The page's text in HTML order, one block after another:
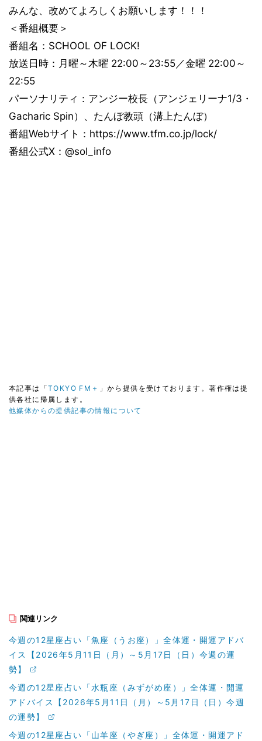
みんな、改めてよろしくお願いします！！！
＜番組概要＞
番組名：SCHOOL OF LOCK!
放送日時：月曜～木曜 22:00～23:55／金曜 22:00～
22:55
パーソナリティ：アンジー校長（アンジェリーナ1/3・
Gacharic Spin）、たんぼ教頭（溝上たんぼ）
番組Webサイト：https://www.tfm.co.jp/lock/
番組公式X：@sol_info
本記事は「TOKYO FM＋ 」から提供を受けております。著作権は提
供各社に帰属します。
他媒体からの提供記事の情報について
関連リンク
今週の12星座占い「魚座（うお座）」全体運・開運アドバ
イス【2026年5月11日（月）～5月17日（日）今週の運
勢】
今週の12星座占い「水瓶座（みずがめ座）」全体運・開運
アドバイス【2026年5月11日（月）～5月17日（日）今週
の運勢】
今週の12星座占い「山羊座（やぎ座）」全体運・開運アド